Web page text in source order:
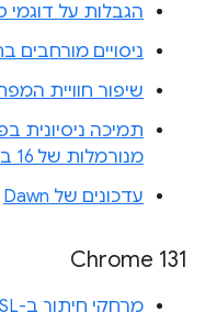
הגבלות על
ניסויים מורחבים
שיפור חוויית
תמיכה ניסיונית
מנורמלות של 16 ביט
עדכונים של Dawn
Chrome 131
מרחקי חיתוך ב-WGSL